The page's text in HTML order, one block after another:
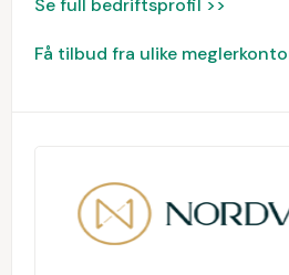
Se full bedriftsprofil >>
Få tilbud fra ulike